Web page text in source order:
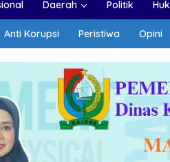
Daerah Politik
Anti Korupsi Peristiwa Opini